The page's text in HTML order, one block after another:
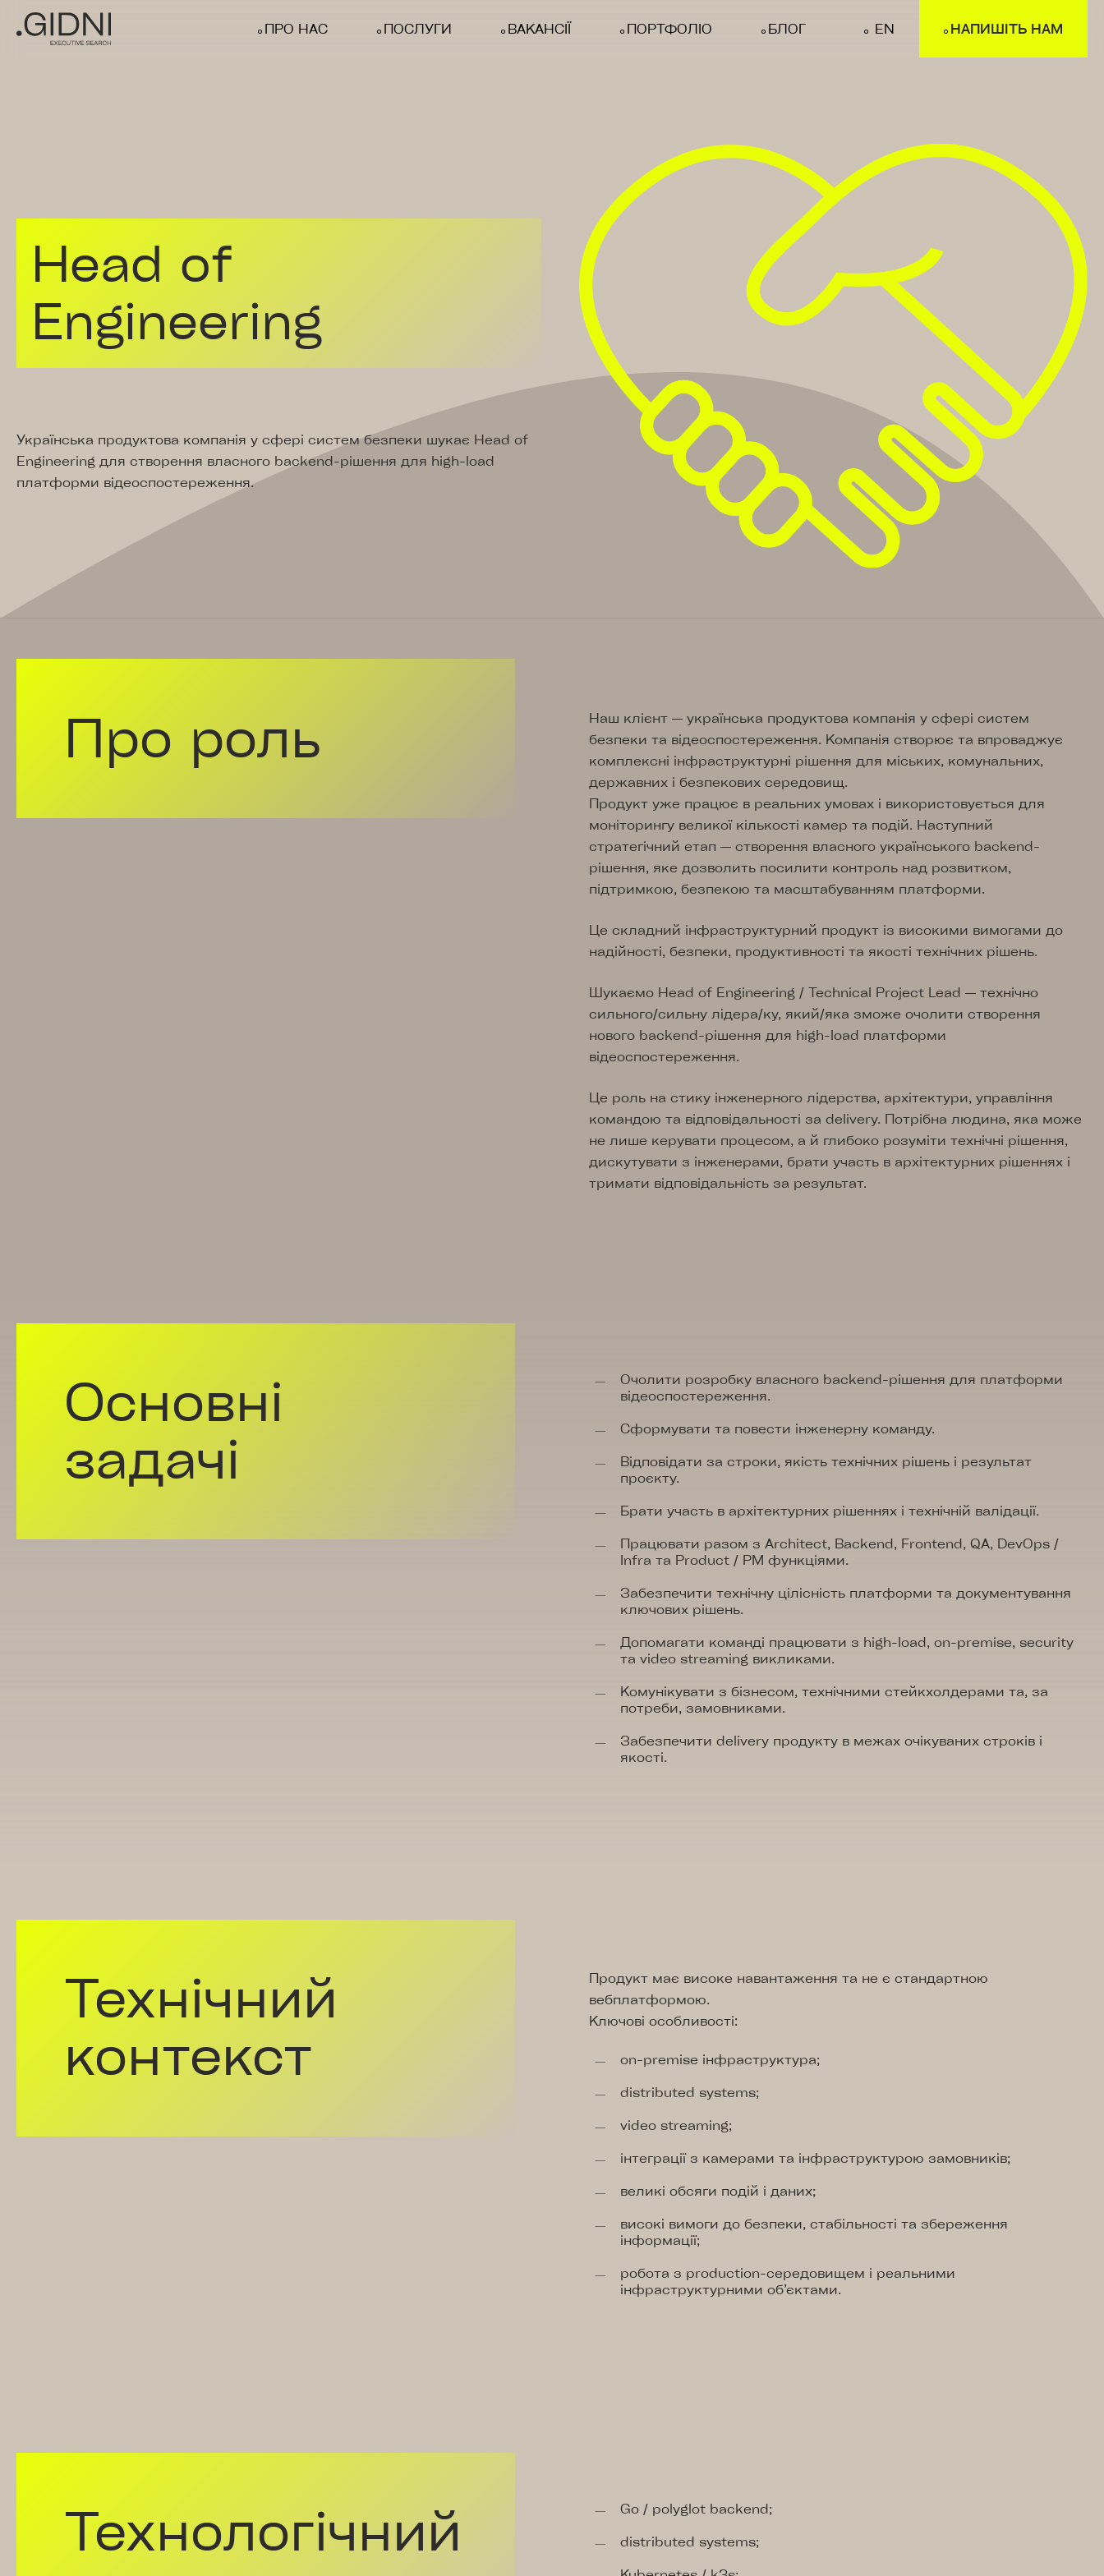
ПРО НАС ПОСЛУГИ ВАКАНСІЇ ПОРТФОЛІО БЛОГ EN НАПИШІТЬ НАМ
Head of
Engineering
Українська продуктова компанія у сфері систем безпеки шукає Head of
Engineering для створення власного backend-рішення для high-load
платформи відеоспостереження.
Про роль
Наш клієнт — українська продуктова компанія у сфері систем
безпеки та відеоспостереження. Компанія створює та впроваджує
комплексні інфраструктурні рішення для міських, комунальних,
державних і безпекових середовищ.
Продукт уже працює в реальних умовах і використовується для
моніторингу великої кількості камер та подій. Наступний
стратегічний етап — створення власного українського backend-
рішення, яке дозволить посилити контроль над розвитком,
підтримкою, безпекою та масштабуванням платформи.
Це складний інфраструктурний продукт із високими вимогами до
надійності, безпеки, продуктивності та якості технічних рішень.
Шукаємо Head of Engineering / Technical Project Lead — технічно
сильного/сильну лідера/ку, який/яка зможе очолити створення
нового backend-рішення для high-load платформи
відеоспостереження.
Це роль на стику інженерного лідерства, архітектури, управління
командою та відповідальності за delivery. Потрібна людина, яка може
не лише керувати процесом, а й глибоко розуміти технічні рішення,
дискутувати з інженерами, брати участь в архітектурних рішеннях і
тримати відповідальність за результат.
Основні
задачі
Очолити розробку власного backend-рішення для платформи
відеоспостереження.
Сформувати та повести інженерну команду.
Відповідати за строки, якість технічних рішень і результат
проєкту.
Брати участь в архітектурних рішеннях і технічній валідації.
Працювати разом з Architect, Backend, Frontend, QA, DevOps /
Infra та Product / PM функціями.
Забезпечити технічну цілісність платформи та документування
ключових рішень.
Допомагати команді працювати з high-load, on-premise, security
та video streaming викликами.
Комунікувати з бізнесом, технічними стейкхолдерами та, за
потреби, замовниками.
Забезпечити delivery продукту в межах очікуваних строків і
якості.
Технічний
контекст
Продукт має високе навантаження та не є стандартною
вебплатформою.
Ключові особливості:
on-premise інфраструктура;
distributed systems;
video streaming;
інтеграції з камерами та інфраструктурою замовників;
великі обсяги подій і даних;
високі вимоги до безпеки, стабільності та збереження
інформації;
робота з production-середовищем і реальними
інфраструктурними об’єктами.
Технологічний
Go / polyglot backend;
distributed systems;